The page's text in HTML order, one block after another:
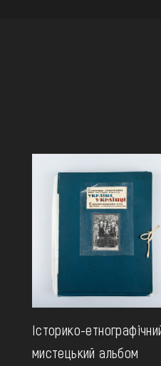
Історико-
мистецький альбом